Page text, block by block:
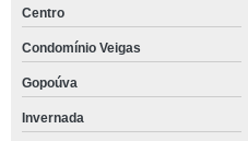
Centro
Condomínio Veigas
Gopoúva
Invernada